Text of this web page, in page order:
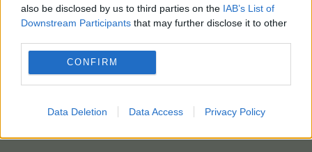
also be disclosed by us to third parties on the IAB’s List of
Downstream Participants that may further disclose it to other
CONFIRM
Data Deletion Data Access Privacy Policy